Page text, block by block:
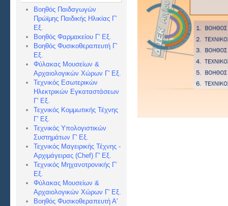
Βοηθός Παιδαγωγών
Πρώϊμης Παιδικής Ηλικίας Γ'
Εξ.
Βοηθός Φαρμακείου Γ' Εξ.
Βοηθός Φυσικοθεραπευτή Γ'
Εξ.
Φύλακας Μουσείων &
Αρχαιολογικών Χώρων Γ' Εξ.
Τεχνικός Εσωτερικών
Ηλεκτρικών Εγκαταστάσεων
Γ' Εξ.
Τεχνικός Κομμωτικής Τέχνης
Γ' Εξ.
Τεχνικός Υπολογιστικών
Συστημάτων Γ' Εξ.
Τεχνικός Μαγειρικής Τέχνης -
Αρχιμάγειρας (Chef) Γ' Εξ.
Τεχνικός Μηχανοτρονικής Γ'
Εξ.
Φύλακας Μουσείων &
Αρχαιολογικών Χώρων Γ' Εξ.
Βοηθός Φυσικοθεραπευτή Α'